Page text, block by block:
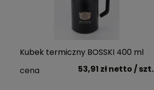
Kubek termiczny BOSSKI 400 ml
cena
53,91 złnetto/ szt.